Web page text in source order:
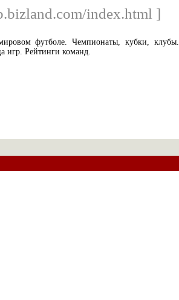
index.html ]
футболе. Чемпионаты, кубки, клубы.
игр. Рейтинги команд.